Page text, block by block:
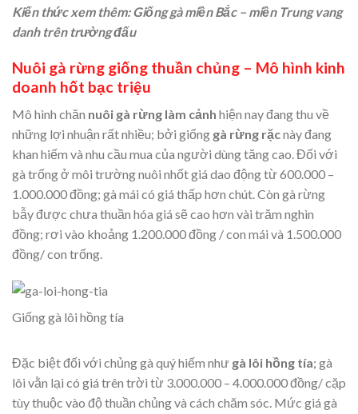
Kiến thức xem thêm:Giống gà miền Bắc – miền Trung vang
danh trên trường đấu
Nuôi gà rừng giống thuần chủng – Mô hình kinh
doanh hốt bạc triệu
Mô hình chăn nuôi gà rừng làm cảnh hiện nay đang thu về
những lợi nhuận rất nhiều; bởi giống gà rừng rặcnày đang
khan hiếm và nhu cầu mua của người dùng tăng cao. Đối với
gà trống ở môi trường nuôi nhốt giá dao động từ 600.000 –
1.000.000 đồng; gà mái có giá thấp hơn chút. Còn gà rừng
bẫy được chưa thuần hóa giá sẽ cao hơn vài trăm nghìn
đồng; rơi vào khoảng 1.200.000 đồng / con mái và 1.500.000
đồng/ con trống.
Giống gà lôi hồng tía
Đặc biệt đối với chủng gà quý hiếm như gà lôi hồng tía; gà
lôi vằn lại có giá trên trời từ 3.000.000 – 4.000.000 đồng/ cặp
tùy thuộc vào độ thuần chủng và cách chăm sóc. Mức giá gà